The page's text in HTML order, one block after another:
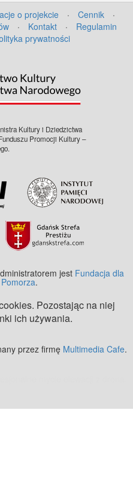
o projekcie · Cennik
·
· Kontakt ·
Regulamin
prywatności
Kultury i Dziedzictwa
Promocji Kultury –
jest Fundacja dla
.
Pozostając na niej
ich używania.
przez firmę Multimedia Cafe.